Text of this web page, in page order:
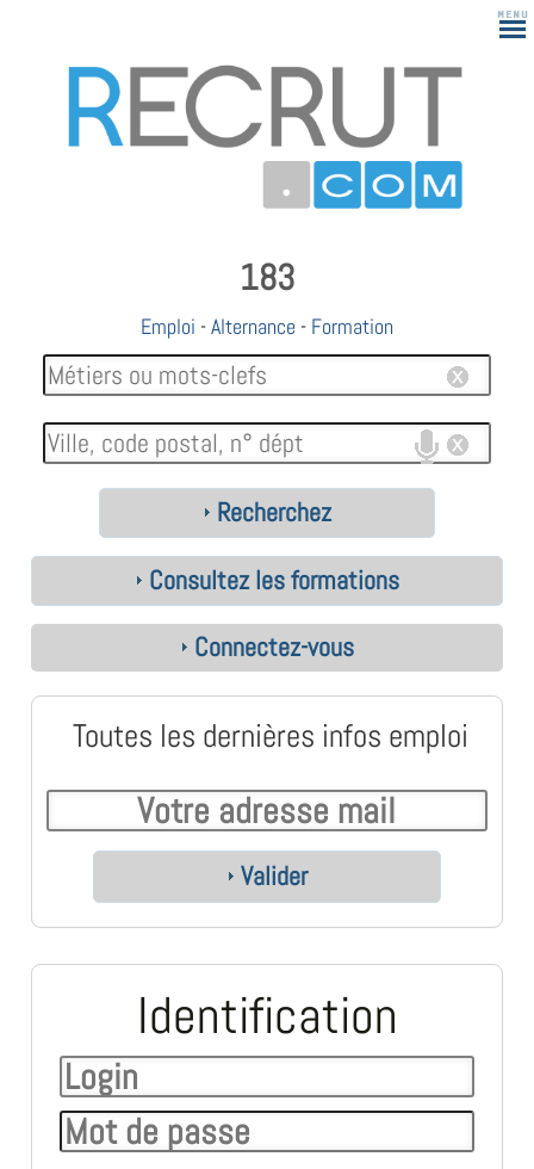
183
Emploi -Alternance - Formation
Recherchez
Consultez les formations
Connectez-vous
Toutes les dernières infos emploi
Valider
Identification